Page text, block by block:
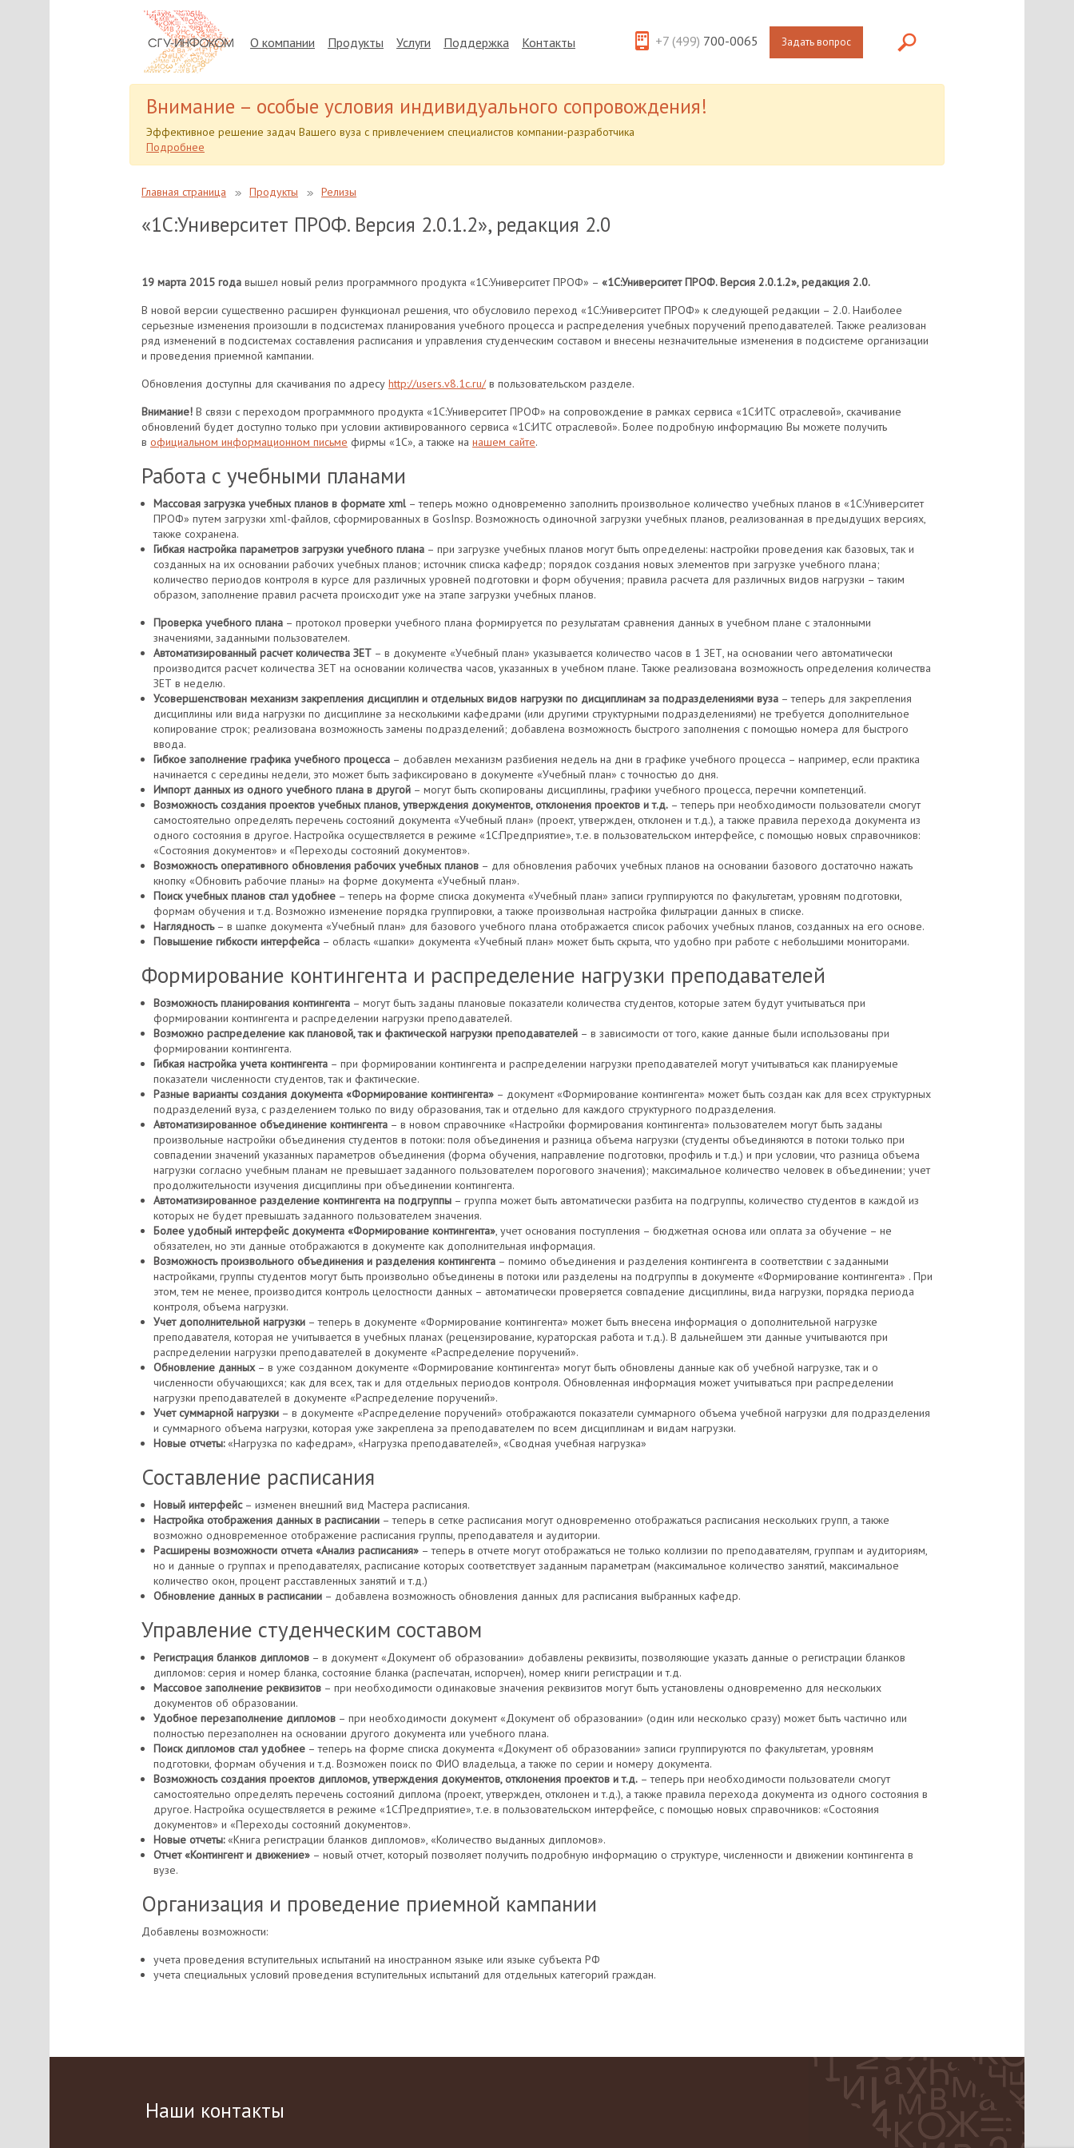
О компании Продукты Услуги Поддержка Контакты +7 (499) 700-0065 Задать вопрос
Внимание – особые условия индивидуального сопровождения!
Эффективное решение задач Вашего вуза с привлечением специалистов компании-разработчика
Подробнее
Главная страница Продукты Релизы
«1С:Университет ПРОФ. Версия 2.0.1.2», редакция 2.0
19 марта 2015 года вышел новый релиз программного продукта «1С:Университет ПРОФ» – «1С:Университет ПРОФ. Версия 2.0.1.2», редакция 2.0.
В новой версии существенно расширен функционал решения, что обусловило переход «1С:Университет ПРОФ» к следующей редакции – 2.0. Наиболее
серьезные изменения произошли в подсистемах планирования учебного процесса и распределения учебных поручений преподавателей. Также реализован
ряд изменений в подсистемах составления расписания и управления студенческим составом и внесены незначительные изменения в подсистеме организации
и проведения приемной кампании.
Обновления доступны для скачивания по адресу http://users.v8.1c.ru/в пользовательском разделе.
Внимание! В связи с переходом программного продукта «1С:Университет ПРОФ» на сопровождение в рамках сервиса «1С:ИТС отраслевой», скачивание
обновлений будет доступно только при условии активированного сервиса «1С:ИТС отраслевой». Более подробную информацию Вы можете получить
в официальном информационном письме фирмы «1С», а также на нашем сайте.
Работа с учебными планами
Массовая загрузка учебных планов в формате xml – теперь можно одновременно заполнить произвольное количество учебных планов в «1С:Университет
ПРОФ» путем загрузки xml-файлов, сформированных в GosInsp. Возможность одиночной загрузки учебных планов, реализованная в предыдущих версиях,
также сохранена.
Гибкая настройка параметров загрузки учебного плана – при загрузке учебных планов могут быть определены: настройки проведения как базовых, так и
созданных на их основании рабочих учебных планов; источник списка кафедр; порядок создания новых элементов при загрузке учебного плана;
количество периодов контроля в курсе для различных уровней подготовки и форм обучения; правила расчета для различных видов нагрузки – таким
образом, заполнение правил расчета происходит уже на этапе загрузки учебных планов.
Проверка учебного плана – протокол проверки учебного плана формируется по результатам сравнения данных в учебном плане с эталонными
значениями, заданными пользователем.
Автоматизированный расчет количества ЗЕТ – в документе «Учебный план» указывается количество часов в 1 ЗЕТ, на основании чего автоматически
производится расчет количества ЗЕТ на основании количества часов, указанных в учебном плане. Также реализована возможность определения количества
ЗЕТ в неделю.
Усовершенствован механизм закрепления дисциплин и отдельных видов нагрузки по дисциплинам за подразделениями вуза – теперь для закрепления
дисциплины или вида нагрузки по дисциплине за несколькими кафедрами (или другими структурными подразделениями) не требуется дополнительное
копирование строк; реализована возможность замены подразделений; добавлена возможность быстрого заполнения с помощью номера для быстрого
ввода.
Гибкое заполнение графика учебного процесса – добавлен механизм разбиения недель на дни в графике учебного процесса – например, если практика
начинается с середины недели, это может быть зафиксировано в документе «Учебный план» с точностью до дня.
Импорт данных из одного учебного плана в другой – могут быть скопированы дисциплины, графики учебного процесса, перечни компетенций.
Возможность создания проектов учебных планов, утверждения документов, отклонения проектов и т.д. – теперь при необходимости пользователи смогут
самостоятельно определять перечень состояний документа «Учебный план» (проект, утвержден, отклонен и т.д.), а также правила перехода документа из
одного состояния в другое. Настройка осуществляется в режиме «1С:Предприятие», т.е. в пользовательском интерфейсе, с помощью новых справочников:
«Состояния документов» и «Переходы состояний документов».
Возможность оперативного обновления рабочих учебных планов – для обновления рабочих учебных планов на основании базового достаточно нажать
кнопку «Обновить рабочие планы» на форме документа «Учебный план».
Поиск учебных планов стал удобнее – теперь на форме списка документа «Учебный план» записи группируются по факультетам, уровням подготовки,
формам обучения и т.д. Возможно изменение порядка группировки, а также произвольная настройка фильтрации данных в списке.
Наглядность– в шапке документа «Учебный план» для базового учебного плана отображается список рабочих учебных планов, созданных на его основе.
Повышение гибкости интерфейса – область «шапки» документа «Учебный план» может быть скрыта, что удобно при работе с небольшими мониторами.
Формирование контингента и распределение нагрузки преподавателей
Возможность планирования контингента – могут быть заданы плановые показатели количества студентов, которые затем будут учитываться при
формировании контингента и распределении нагрузки преподавателей.
Возможно распределение как плановой, так и фактической нагрузки преподавателей – в зависимости от того, какие данные были использованы при
формировании контингента.
Гибкая настройка учета контингента – при формировании контингента и распределении нагрузки преподавателей могут учитываться как планируемые
показатели численности студентов, так и фактические.
Разные варианты создания документа «Формирование контингента» – документ «Формирование контингента» может быть создан как для всех структурных
подразделений вуза, с разделением только по виду образования, так и отдельно для каждого структурного подразделения.
Автоматизированное объединение контингента – в новом справочнике «Настройки формирования контингента» пользователем могут быть заданы
произвольные настройки объединения студентов в потоки: поля объединения и разница объема нагрузки (студенты объединяются в потоки только при
совпадении значений указанных параметров объединения (форма обучения, направление подготовки, профиль и т.д.) и при условии, что разница объема
нагрузки согласно учебным планам не превышает заданного пользователем порогового значения); максимальное количество человек в объединении; учет
продолжительности изучения дисциплины при объединении контингента.
Автоматизированное разделение контингента на подгруппы – группа может быть автоматически разбита на подгруппы, количество студентов в каждой из
которых не будет превышать заданного пользователем значения.
Более удобный интерфейс документа «Формирование контингента», учет основания поступления – бюджетная основа или оплата за обучение – не
обязателен, но эти данные отображаются в документе как дополнительная информация.
Возможность произвольного объединения и разделения контингента – помимо объединения и разделения контингента в соответствии с заданными
настройками, группы студентов могут быть произвольно объединены в потоки или разделены на подгруппы в документе «Формирование контингента» . При
этом, тем не менее, производится контроль целостности данных – автоматически проверяется совпадение дисциплины, вида нагрузки, порядка периода
контроля, объема нагрузки.
Учет дополнительной нагрузки – теперь в документе «Формирование контингента» может быть внесена информация о дополнительной нагрузке
преподавателя, которая не учитывается в учебных планах (рецензирование, кураторская работа и т.д.). В дальнейшем эти данные учитываются при
распределении нагрузки преподавателей в документе «Распределение поручений».
Обновление данных– в уже созданном документе «Формирование контингента» могут быть обновлены данные как об учебной нагрузке, так и о
численности обучающихся; как для всех, так и для отдельных периодов контроля. Обновленная информация может учитываться при распределении
нагрузки преподавателей в документе «Распределение поручений».
Учет суммарной нагрузки – в документе «Распределение поручений» отображаются показатели суммарного объема учебной нагрузки для подразделения
и суммарного объема нагрузки, которая уже закреплена за преподавателем по всем дисциплинам и видам нагрузки.
Новые отчеты:«Нагрузка по кафедрам», «Нагрузка преподавателей», «Сводная учебная нагрузка»
Составление расписания
Новый интерфейс– изменен внешний вид Мастера расписания.
Настройка отображения данных в расписании – теперь в сетке расписания могут одновременно отображаться расписания нескольких групп, а также
возможно одновременное отображение расписания группы, преподавателя и аудитории.
Расширены возможности отчета «Анализ расписания» – теперь в отчете могут отображаться не только коллизии по преподавателям, группам и аудиториям,
но и данные о группах и преподавателях, расписание которых соответствует заданным параметрам (максимальное количество занятий, максимальное
количество окон, процент расставленных занятий и т.д.)
Обновление данных в расписании – добавлена возможность обновления данных для расписания выбранных кафедр.
Управление студенческим составом
Регистрация бланков дипломов – в документ «Документ об образовании» добавлены реквизиты, позволяющие указать данные о регистрации бланков
дипломов: серия и номер бланка, состояние бланка (распечатан, испорчен), номер книги регистрации и т.д.
Массовое заполнение реквизитов – при необходимости одинаковые значения реквизитов могут быть установлены одновременно для нескольких
документов об образовании.
Удобное перезаполнение дипломов – при необходимости документ «Документ об образовании» (один или несколько сразу) может быть частично или
полностью перезаполнен на основании другого документа или учебного плана.
Поиск дипломов стал удобнее – теперь на форме списка документа «Документ об образовании» записи группируются по факультетам, уровням
подготовки, формам обучения и т.д. Возможен поиск по ФИО владельца, а также по серии и номеру документа.
Возможность создания проектов дипломов, утверждения документов, отклонения проектов и т.д. – теперь при необходимости пользователи смогут
самостоятельно определять перечень состояний диплома (проект, утвержден, отклонен и т.д.), а также правила перехода документа из одного состояния в
другое. Настройка осуществляется в режиме «1С:Предприятие», т.е. в пользовательском интерфейсе, с помощью новых справочников: «Состояния
документов» и «Переходы состояний документов».
Новые отчеты:«Книга регистрации бланков дипломов», «Количество выданных дипломов».
Отчет «Контингент и движение» – новый отчет, который позволяет получить подробную информацию о структуре, численности и движении контингента в
вузе.
Организация и проведение приемной кампании
Добавлены возможности:
учета проведения вступительных испытаний на иностранном языке или языке субъекта РФ
учета специальных условий проведения вступительных испытаний для отдельных категорий граждан.
Наши контакты